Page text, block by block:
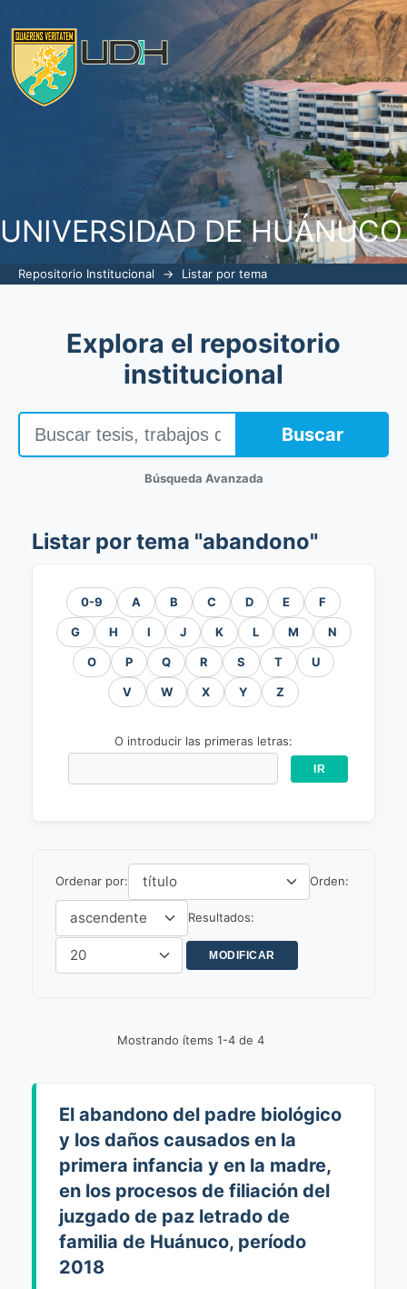
UNIVERSIDAD DE HUÁNUCO
Listar por tema "abandono"
Repositorio Institucional → Listar por tema
Explora el repositorio
institucional
Buscar
Búsqueda Avanzada
Listar por tema "abandono"
0-9 A B C D E F
G H I J K L M N
O P Q R S T U
V W X Y Z
O introducir las primeras letras:
Ordenar por: Orden:
Resultados:
Mostrando ítems 1-4 de 4
El abandono del padre biológico
y los daños causados en la
primera infancia y en la madre,
en los procesos de filiación del
juzgado de paz letrado de
familia de Huánuco, período
2018